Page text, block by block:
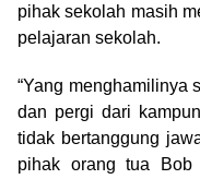
pihak sekolah masih
pelajaran sekolah.
“Yang menghamilinya
dan pergi dari
tidak bertanggung
pihak orang tua Bob